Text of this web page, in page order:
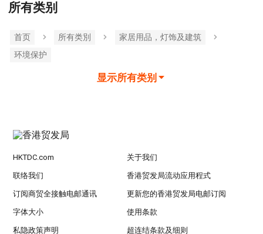
所有类别
首页 所有类別
家居用品，灯饰及建筑
环境保护
显示所有类别
HKTDC.com 关于我们
联络我们 香港贸发局流动应用程式
订阅商贸全接触电邮通讯 更新您的香港贸发局电邮订阅
字体大小 使用条款
私隐政策声明 超连结条款及细则